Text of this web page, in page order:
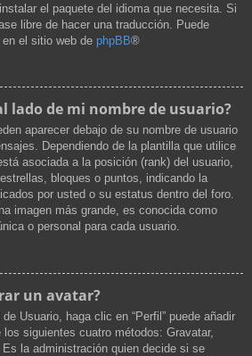
el paquete del idioma que necesita. Si
libre de hacer una traducción. Puede
el sitio web de phpBB®
lado de mi nombre de usuario?
aparecer debajo de su nombre de usuario
Dependiendo de la plantilla que utilice
asociada a la posición (rank) del usuario,
bloques o puntos, indicando la
por usted o su estatus dentro del foro.
imagen más grande, es conocida como
o personal para cada usuario.
un avatar?
Usuario, haga clic en “Perfil” puede añadir
siguientes cuatro métodos: Gravatar,
la administración quien decide si se